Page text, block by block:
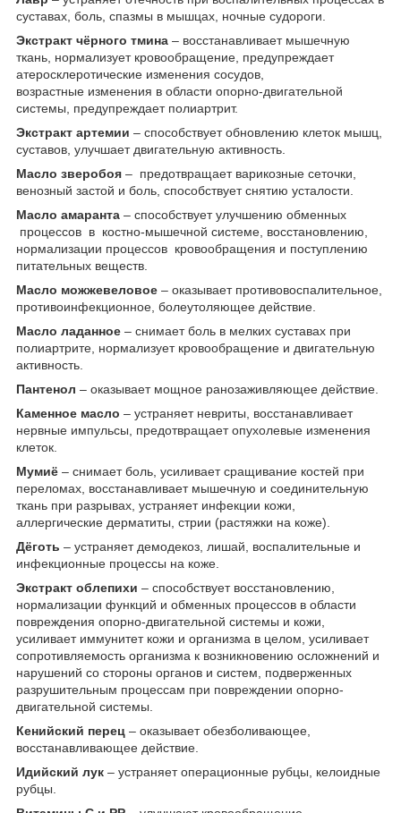
суставах, боль, спазмы в мышцах, ночные судороги.
Экстракт чёрного тмина – восстанавливает мышечную
ткань, нормализует кровообращение, предупреждает
атеросклеротические изменения сосудов,
возрастные изменения в области опорно-двигательной
системы, предупреждает полиартрит.
Экстракт артемии – способствует обновлению клеток мышц,
суставов, улучшает двигательную активность.
Масло зверобоя – предотвращает варикозные сеточки,
венозный застой и боль, способствует снятию усталости.
Масло амаранта – способствует улучшению обменных
процессов в костно-мышечной системе, восстановлению,
нормализации процессов кровообращения и поступлению
питательных веществ.
Масло можжевеловое – оказывает противовоспалительное,
противоинфекционное, болеутоляющее действие.
Масло ладанное – снимает боль в мелких суставах при
полиартрите, нормализует кровообращение и двигательную
активность.
Пантенол – оказывает мощное ранозаживляющее действие.
Каменное масло – устраняет невриты, восстанавливает
нервные импульсы, предотвращает опухолевые изменения
клеток.
Мумиё – снимает боль, усиливает сращивание костей при
переломах, восстанавливает мышечную и соединительную
ткань при разрывах, устраняет инфекции кожи,
аллергические дерматиты, стрии (растяжки на коже).
Дёготь – устраняет демодекоз, лишай, воспалительные и
инфекционные процессы на коже.
Экстракт облепихи – способствует восстановлению,
нормализации функций и обменных процессов в области
повреждения опорно-двигательной системы и кожи,
усиливает иммунитет кожи и организма в целом, усиливает
сопротивляемость организма к возникновению осложнений и
нарушений со стороны органов и систем, подверженных
разрушительным процессам при повреждении опорно-
двигательной системы.
Кенийский перец – оказывает обезболивающее,
восстанавливающее действие.
Идийский лук – устраняет операционные рубцы, келоидные
рубцы.